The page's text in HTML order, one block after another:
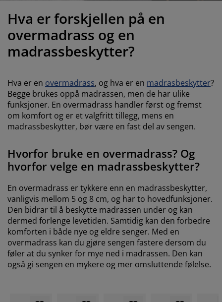
og pleie
og metervarer
Hva er forskjellen på en
overmadrass og en
madrassbeskytter?
Hva er en overmadrass, og hva er en madrasbeskytter?
Begge brukes oppå madrassen, men de har ulike
funksjoner. En overmadrass handler først og fremst
om komfort og er et valgfritt tillegg, mens en
madrassbeskytter, bør være en fast del av sengen.
Hvorfor bruke en overmadrass? Og
hvorfor velge en madrassbeskytter?
En overmadrass er tykkere enn en madrassbeskytter,
vanligvis mellom 5 og 8 cm, og har to hovedfunksjoner.
Den bidrar til å beskytte madrassen under og kan
dermed forlenge levetiden. Samtidig kan den forbedre
komforten i både nye og eldre senger. Med en
overmadrass kan du gjøre sengen fastere dersom du
føler at du synker for mye ned i madrassen. Den kan
også gi sengen en mykere og mer omsluttende følelse.